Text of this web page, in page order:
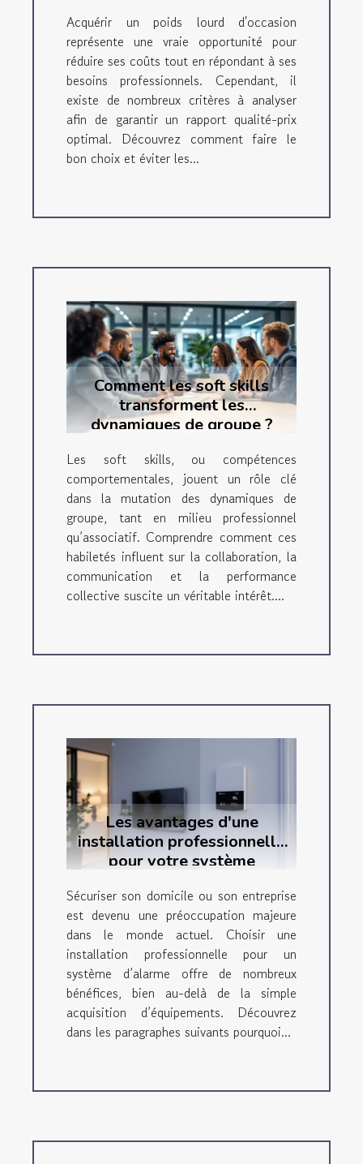
Acquérir un poids lourd d'occasion
représente une vraie opportunité pour
réduire ses coûts tout en répondant à ses
besoins professionnels. Cependant, il
existe de nombreux critères à analyser
afin de garantir un rapport qualité-prix
optimal. Découvrez comment faire le
bon choix et éviter les...
Comment les soft skills
transforment les
dynamiques de groupe ?
Les soft skills, ou compétences
comportementales, jouent un rôle clé
dans la mutation des dynamiques de
groupe, tant en milieu professionnel
qu’associatif. Comprendre comment ces
habiletés influent sur la collaboration, la
communication et la performance
collective suscite un véritable intérêt....
Les avantages d'une
installation professionnelle
pour votre système
Sécuriser son domicile ou son entreprise
est devenu une préoccupation majeure
dans le monde actuel. Choisir une
installation professionnelle pour un
système d’alarme offre de nombreux
bénéfices, bien au-delà de la simple
acquisition d’équipements. Découvrez
dans les paragraphes suivants pourquoi...